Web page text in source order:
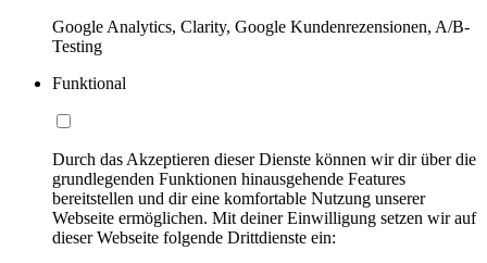
Google Analytics, Clarity, Google Kundenrezensionen, A/B-
Testing
Funktional
Durch das Akzeptieren dieser Dienste können wir dir über die
grundlegenden Funktionen hinausgehende Features
bereitstellen und dir eine komfortable Nutzung unserer
Webseite ermöglichen. Mit deiner Einwilligung setzen wir auf
dieser Webseite folgende Drittdienste ein: